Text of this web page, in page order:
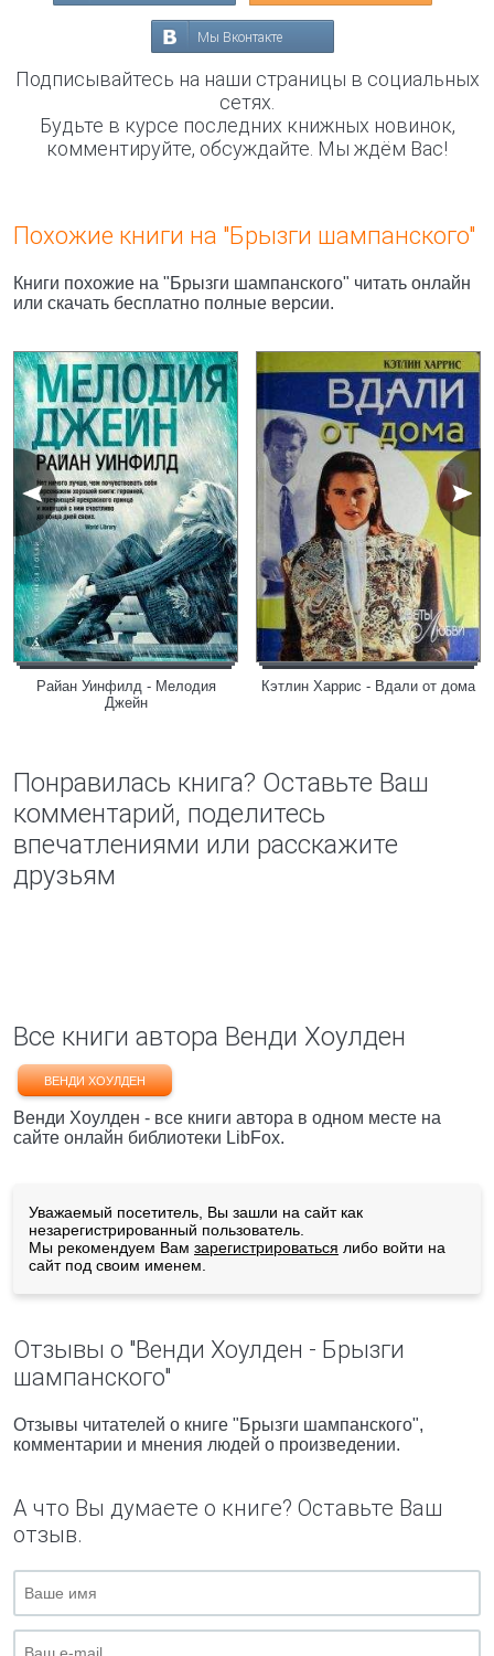
Мы Вконтакте
Подписывайтесь на наши страницы в социальных
сетях.
Будьте в курсе последних книжных новинок,
комментируйте, обсуждайте. Мы ждём Вас!
Похожие книги на "Брызги шампанского"
Книги похожие на "Брызги шампанского" читать онлайн
или скачать бесплатно полные версии.
Райан Уинфилд - Мелодия
Джейн
Кэтлин Харрис - Вдали от дома
Понравилась книга? Оставьте Ваш
комментарий, поделитесь
впечатлениями или расскажите
друзьям
Все книги автора Венди Хоулден
ВЕНДИ ХОУЛДЕН
Венди Хоулден - все книги автора в одном месте на
сайте онлайн библиотеки LibFox.
Уважаемый посетитель, Вы зашли на сайт как
незарегистрированный пользователь.
Мы рекомендуем Вам зарегистрироваться либо войти на
сайт под своим именем.
Отзывы о "Венди Хоулден - Брызги
шампанского"
Отзывы читателей о книге "Брызги шампанского",
комментарии и мнения людей о произведении.
А что Вы думаете о книге? Оставьте Ваш
отзыв.